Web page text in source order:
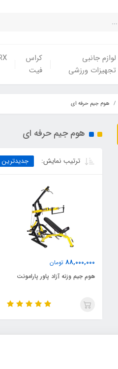
لوازم جانبی
تجهیزات ورزشی
کراس
فیت
هوم جیم حرفه ای
هوم جیم حرفه ای
ترتیب نمایش: جدیدترین
88,000,000 تومان
هوم جیم وزنه آزاد پاور پارامونت